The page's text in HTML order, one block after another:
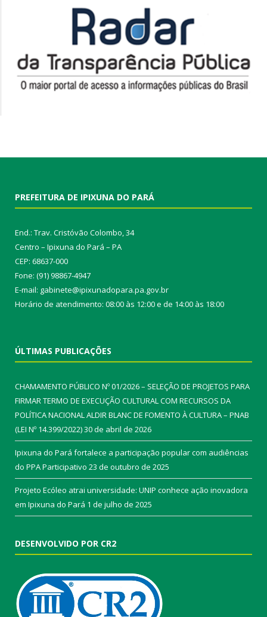
PREFEITURA DE IPIXUNA DO PARÁ
End.: Trav. Cristóvão Colombo, 34
Centro – Ipixuna do Pará – PA
CEP: 68637-000
Fone: (91) 98867-4947
E-mail: gabinete@ipixunadopara.pa.gov.br
Horário de atendimento: 08:00 às 12:00 e de 14:00 às 18:00
ÚLTIMAS PUBLICAÇÕES
CHAMAMENTO PÚBLICO Nº 01/2026 – SELEÇÃO DE PROJETOS PARA
FIRMAR TERMO DE EXECUÇÃO CULTURAL COM RECURSOS DA
POLÍTICA NACIONAL ALDIR BLANC DE FOMENTO À CULTURA – PNAB
(LEI Nº 14.399/2022)30 de abril de 2026
Ipixuna do Pará fortalece a participação popular com audiências
do PPA Participativo 23 de outubro de 2025
Projeto Ecóleo atrai universidade: UNIP conhece ação inovadora
em Ipixuna do Pará 1 de julho de 2025
DESENVOLVIDO POR CR2